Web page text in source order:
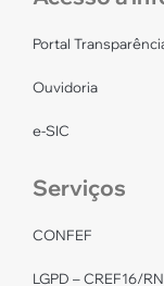
Portal
Ouvidoria
e-SIC
Serviços
CONFEF
LGPD – CREF16/RN